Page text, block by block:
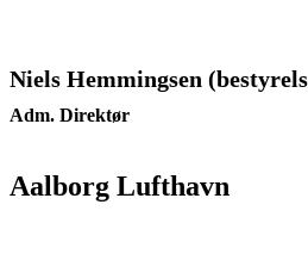
Niels Hemmingsen
Adm. Direktør
Aalborg Lufthavn